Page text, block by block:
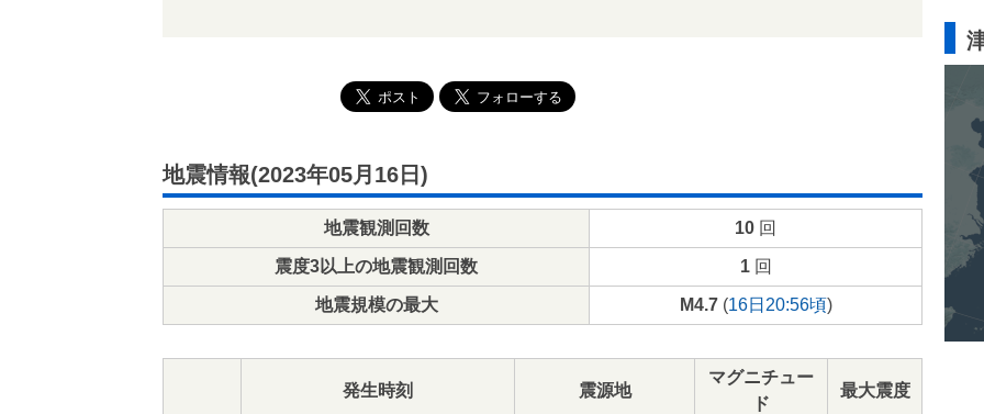
地震情報(2023年05月16日)
地震観測回数 10 回
震度3以上の地震観測回数 1回
地震規模の最大 M4.7(16日20:56頃)
発生時刻 震源地
マグニチュー
ド
最大震度